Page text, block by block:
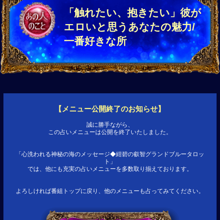
「触れたい、抱きたい」彼が
エロいと思うあなたの魅力/
一番好きな所
【メニュー公開終了のお知らせ】
誠に勝手ながら、
この占いメニューは公開を終了いたしました。
「心洗われる神秘の海のメッセージ◆紺碧の叡智グランドブルータロッ
ト」
では、他にも充実の占いメニューを多数取り揃えております。
よろしければ番組トップに戻り、他のメニューも占ってみてください。